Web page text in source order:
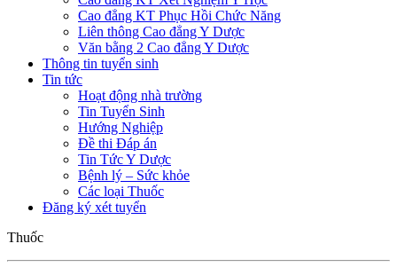
Cao đẳng KT Phục Hồi Chức Năng
Liên thông Cao đẳng Y Dược
Văn bằng 2 Cao đẳng Y Dược
Thông tin tuyển sinh
Tin tức
Hoạt động nhà trường
Tin Tuyển Sinh
Hướng Nghiệp
Đề thi Đáp án
Tin Tức Y Dược
Bệnh lý – Sức khỏe
Các loại Thuốc
Đăng ký xét tuyển
Thuốc